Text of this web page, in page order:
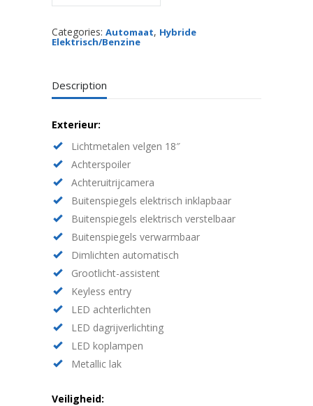
quantity
Categories: Automaat, Hybride
Elektrisch/Benzine
Description
Exterieur:
Lichtmetalen velgen 18″
Achterspoiler
Achteruitrijcamera
Buitenspiegels elektrisch inklapbaar
Buitenspiegels elektrisch verstelbaar
Buitenspiegels verwarmbaar
Dimlichten automatisch
Grootlicht-assistent
Keyless entry
LED achterlichten
LED dagrijverlichting
LED koplampen
Metallic lak
Veiligheid: